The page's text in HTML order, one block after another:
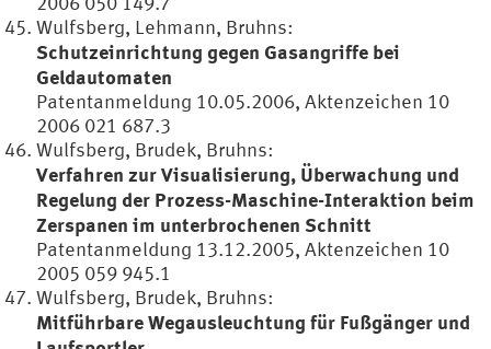
Wulfsberg, Lehmann, Bruhns:
Schutzeinrichtung gegen Gasangriffe bei
Geldautomaten
Patentanmeldung 10.05.2006, Aktenzeichen 10
2006 021 687.3
Wulfsberg, Brudek, Bruhns:
Verfahren zur Visualisierung, Überwachung und
Regelung der Prozess-Maschine-Interaktion beim
Zerspanen im unterbrochenen Schnitt
Patentanmeldung 13.12.2005, Aktenzeichen 10
2005 059 945.1
Wulfsberg, Brudek, Bruhns:
Mitführbare Wegausleuchtung für Fußgänger und